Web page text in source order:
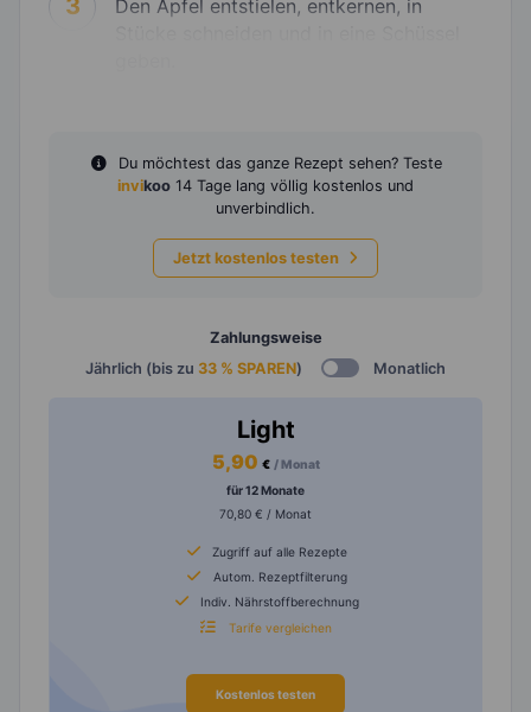
3
Den Apfel entstielen, entkernen, in
Du möchtest das ganze Rezept sehen? Teste
invikoo 14 Tage lang völlig kostenlos und
unverbindlich.
Jetzt kostenlos testen
Zahlungsweise
Jährlich (bis zu 33 % SPAREN) Monatlich
Light
5,90 € / Monat
für 12 Monate
70,80 € / Monat
Zugriff auf alle Rezepte
Autom. Rezeptfilterung
Indiv. Nährstoffberechnung
Tarife vergleichen
Kostenlos testen